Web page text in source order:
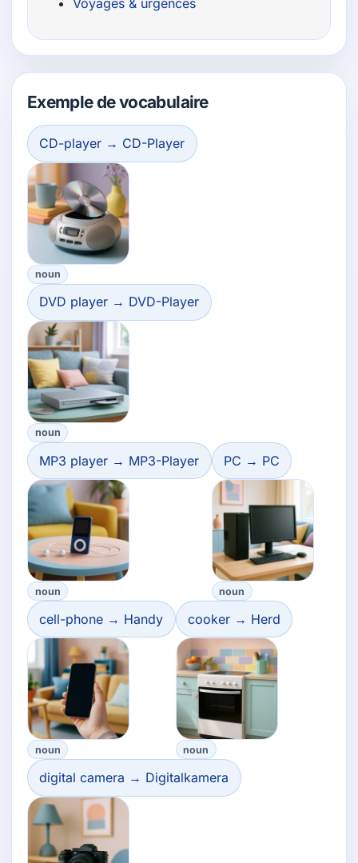
Voyages & urgences
Exemple de vocabulaire
CD-player → CD-Player
noun
DVD player → DVD-Player
noun
MP3 player → MP3-Player
noun
PC → PC
noun
cell-phone → Handy
noun
cooker → Herd
noun
digital camera → Digitalkamera